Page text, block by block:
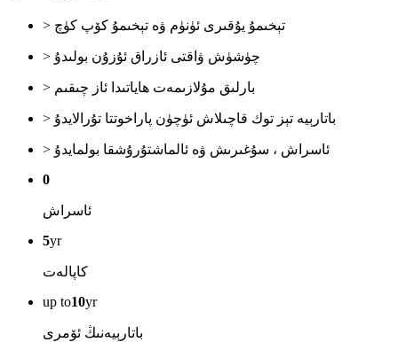
> تېخىمۇ يۇقىرى ئۈنۈم ۋە تېخىمۇ كۆپ كۈچ
> چۈشۈش ۋاقتى ئازراق ئۇزۇن بولىدۇ
> بارلىق مۇلازىمەت ھاياتىدا ئاز چىقىم
> باتارېيە تېز توك قاچىلاش ئۈچۈن پاراخوتتا تۇرالايدۇ
> ئاسراش ، سۇغىرىش ۋە ئالماشتۇرۇشقا بولمايدۇ
0
ئاسراش
5yr
كاپالەت
up to10yr
باتارېيەنىڭ ئۆمرى